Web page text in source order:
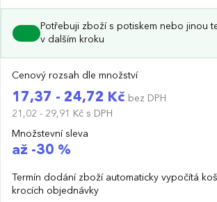
Potřebuji zboží s potiskem nebo jinou
v dalším kroku
Cenový rozsah dle množství
17,37 - 24,72 Kč bez DPH
21,02 - 29,91 Kč s DPH
Množstevní sleva
až -30 %
Termín dodání zboží automaticky vypočítá
krocích objednávky